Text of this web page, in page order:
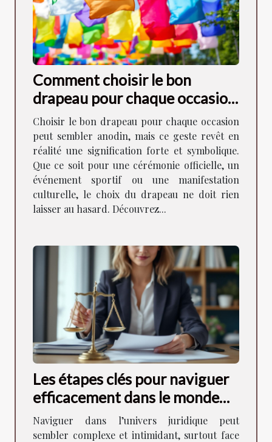
Comment choisir le bon
drapeau pour chaque occasion
?
Choisir le bon drapeau pour chaque occasion
peut sembler anodin, mais ce geste revêt en
réalité une signification forte et symbolique.
Que ce soit pour une cérémonie officielle, un
événement sportif ou une manifestation
culturelle, le choix du drapeau ne doit rien
laisser au hasard. Découvrez...
Les étapes clés pour naviguer
efficacement dans le monde
juridique
Naviguer dans l’univers juridique peut
sembler complexe et intimidant, surtout face